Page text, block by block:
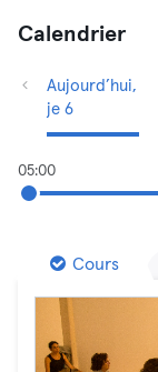
Calendrier
Aujourd’hui,
je 6
05:00
Cours